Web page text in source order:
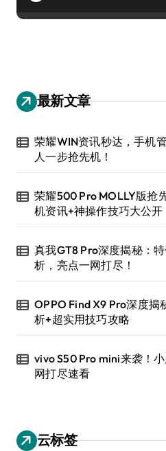
最新文章
荣耀WIN资讯秒达，手机
人一步抢先机！
荣耀500 Pro MOLLY版抢
机资讯+神操作技巧大公开
真我GT8 Pro深度揭秘：
析，亮点一网打尽！
OPPO Find X9 Pro深度揭
析+超实用技巧攻略
vivo S50 Pro mini来袭！
网打尽速看
云标签